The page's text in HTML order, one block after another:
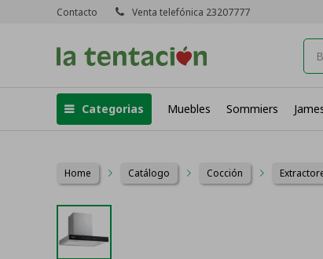
Categorias Muebles Sommiers
Contacto Venta telefónica 23207777
Home Catálogo Cocción